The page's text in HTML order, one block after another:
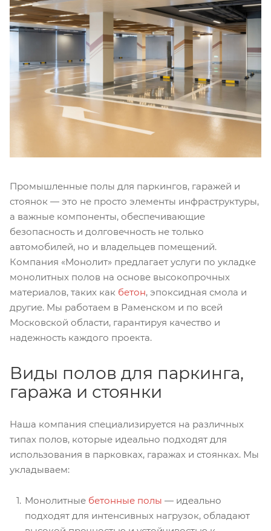
Промышленные полы для паркингов, гаражей и
стоянок — это не просто элементы инфраструктуры,
а важные компоненты, обеспечивающие
безопасность и долговечность не только
автомобилей, но и владельцев помещений.
Компания «Монолит» предлагает услуги по укладке
монолитных полов на основе высокопрочных
материалов, таких как бетон, эпоксидная смола и
другие. Мы работаем в Раменском и по всей
Московской области, гарантируя качество и
надежность каждого проекта.
Виды полов для паркинга,
гаража и стоянки
Наша компания специализируется на различных
типах полов, которые идеально подходят для
использования в парковках, гаражах и стоянках. Мы
укладываем:
Монолитные бетонные полы — идеально
подходят для интенсивных нагрузок, обладают